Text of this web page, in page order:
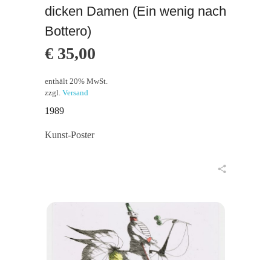
dicken Damen (Ein wenig nach
Bottero)
€ 35,00
enthält 20% MwSt.
zzgl. Versand
1989
Kunst-Poster